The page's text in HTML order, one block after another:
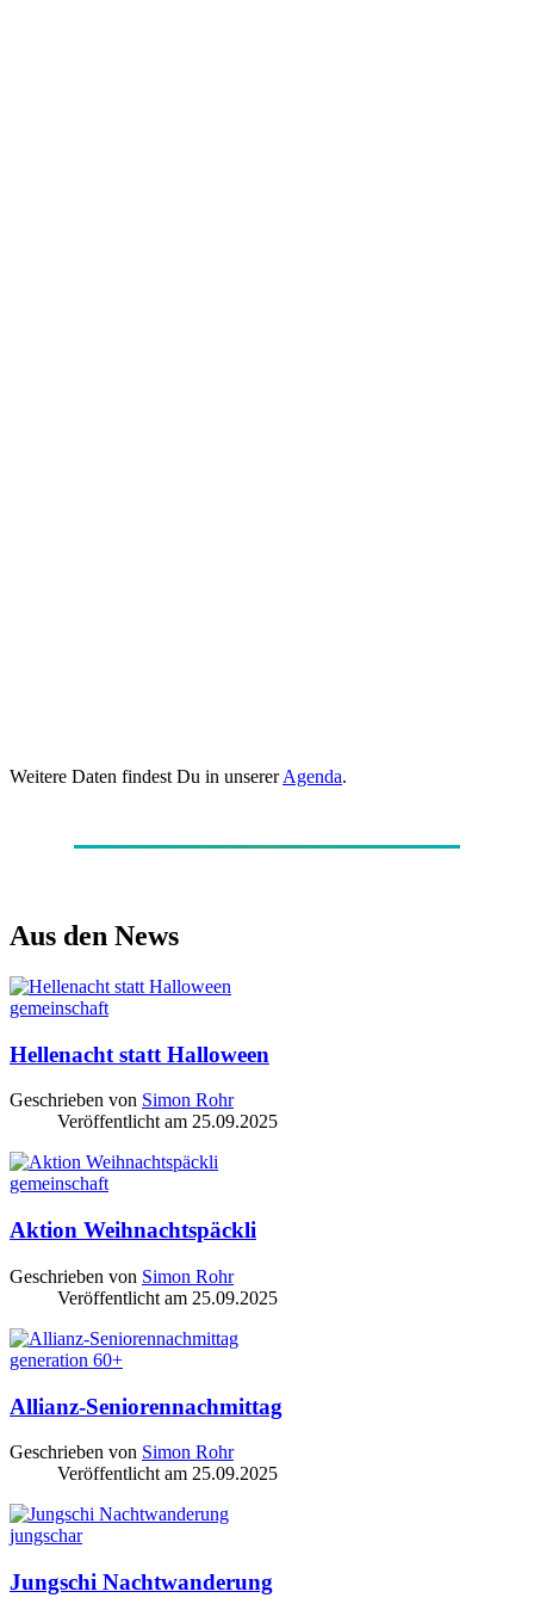
Weitere Daten findest Du in unsererAgenda.
Aus den News
gemeinschaft
Hellenacht statt Halloween
Geschrieben von Simon Rohr
Veröffentlicht am 25.09.2025
gemeinschaft
Aktion Weihnachtspäckli
Geschrieben von Simon Rohr
Veröffentlicht am 25.09.2025
generation 60+
Allianz-Seniorennachmittag
Geschrieben von Simon Rohr
Veröffentlicht am 25.09.2025
jungschar
Jungschi Nachtwanderung